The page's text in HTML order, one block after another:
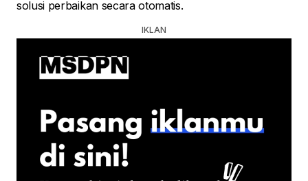
solusi perbaikan secara otomatis.